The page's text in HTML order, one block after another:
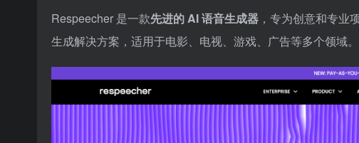
Respeecher 是一款先进的 AI 语音生成器 ，专为创意和专业
生成解决方案，适用于电影、电视、游戏、广告等多个领域。